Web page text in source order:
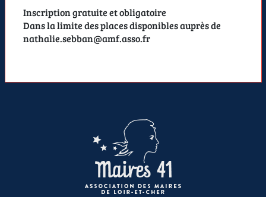
Inscription gratuite et obligatoire
Dans la limite des places disponibles auprès de
nathalie.sebban@amf.asso.fr